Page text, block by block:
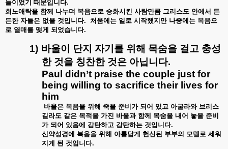
들이었기 때문입니다.
희노애락을 함께 나누며 복음으로 승화시킨 사람만큼 그리스도 안에서 든
든한 자들은 없을 것입니다. 처움에는 일로 시작했지만 나중에는 복음으
로 열매를 맺게 되었습니다.
1) 바울이 단지 자기를 위해 목숨을 걸고 충성
한 것을 칭찬한 것은 아닙니다.
Paul didn’t praise the couple just for
being willing to sacrifice their lives for
him
바울은 복음을 위해 죽을 준비가 되어 있고 아굴라와 브리스
길라도 같은 목적을 가진 바울과 함께 목숨을 내어 놓을 준비
가 되어 있음에 감탄하고 감탄하는 것입니다.
신약성경에 복음을 위해 아름답게 헌신된 부부의 모델로 세워
지게 된 것입니다.